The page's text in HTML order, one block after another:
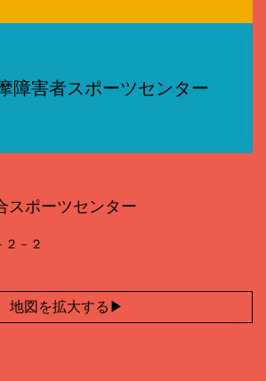
障害者スポーツセンター
スポーツセンター
２－２
地図を拡大する